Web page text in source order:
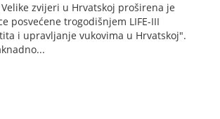
zvijeri u Hrvatskoj proširena je
posvećene trogodišnjem LIFE-III
i upravljanje vukovima u Hrvatskoj".